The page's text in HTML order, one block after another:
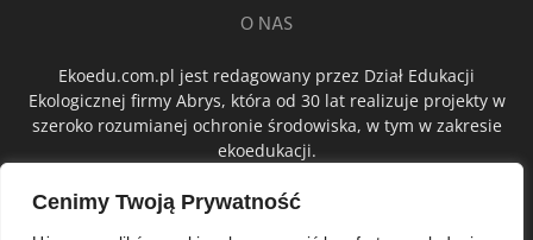
Cenimy Twoją Prywatność
O NAS
Ekoedu.com.pl jest redagowany przez Dział Edukacji
Ekologicznej firmy Abrys, która od 30 lat realizuje projekty w
szeroko rozumianej ochronie środowiska, w tym w zakresie
ekoedukacji.